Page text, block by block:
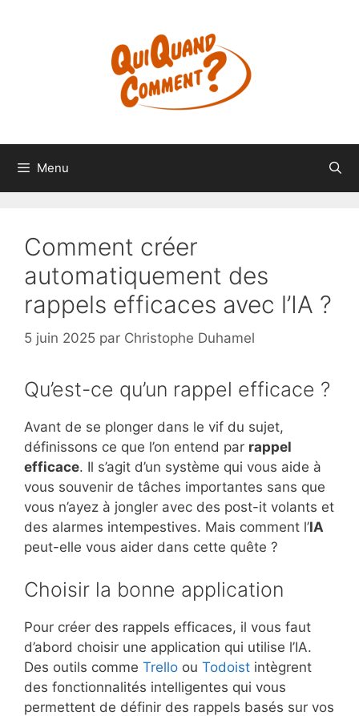
Menu
Comment créer
automatiquement des
rappels efficaces avec l’IA ?
5 juin 2025 par Christophe Duhamel
Qu’est-ce qu’un rappel efficace ?
Avant de se plonger dans le vif du sujet,
définissons ce que l’on entend par rappel
efficace. Il s’agit d’un système qui vous aide à
vous souvenir de tâches importantes sans que
vous n’ayez à jongler avec des post-it volants et
des alarmes intempestives. Mais comment l’IA
peut-elle vous aider dans cette quête ?
Choisir la bonne application
Pour créer des rappels efficaces, il vous faut
d’abord choisir une application qui utilise l’IA.
Des outils comme Trello ou Todoist intègrent
des fonctionnalités intelligentes qui vous
permettent de définir des rappels basés sur vos